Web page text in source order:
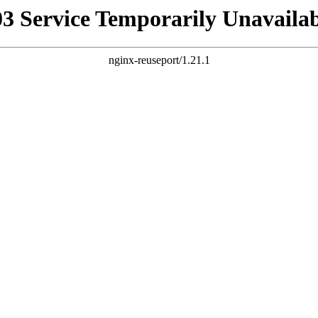
Service Temporarily
nginx-reuseport/1.21.1